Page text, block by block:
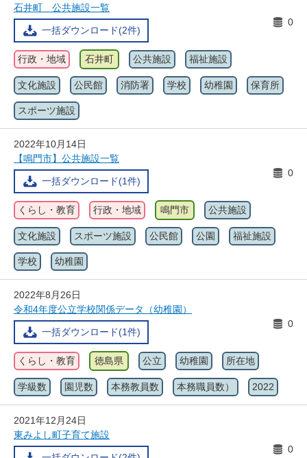
石井町 公共施設一覧
一括ダウンロード(2件)
0
行政・地域 石井町 公共施設 福祉施設
文化施設 公民館 消防署 学校 幼稚園 保育所
スポーツ施設
2022年10月14日
【鳴門市】公共施設一覧
一括ダウンロード(1件)
0
くらし・教育 行政・地域 鳴門市 公共施設
文化施設 スポーツ施設 公民館 公園 福祉施設
学校 幼稚園
2022年8月26日
令和4年度公立学校関係データ（幼稚園）
一括ダウンロード(1件)
0
くらし・教育 徳島県 公立 幼稚園 所在地
学級数 園児数 本務教員数 本務職員数） 2022
2021年12月24日
東みよし町子育て施設
0